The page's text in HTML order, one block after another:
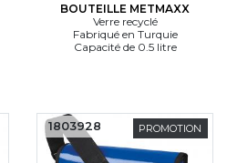
BOUTEILLE METMAXX
Verre recyclé
Fabriqué en Turquie
Capacité de 0.5 litre
PROMOTION
1803928